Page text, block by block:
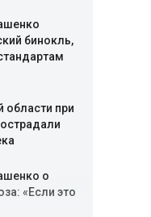
бинокль,
области при
о
«Если это